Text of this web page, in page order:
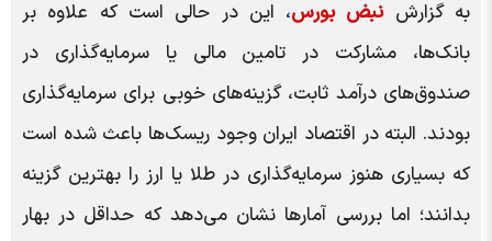
به گزارشنبض بورس، این در حالی است که علاوه بر
بانک‌ها، مشارکت در تامین مالی یا سرمایه‌گذاری در
صندوق‌های درآمد ثابت، گزینه‌های خوبی برای سرمایه‌گذاری
بودند. البته در اقتصاد ایران وجود ریسک‌ها باعث شده است
که بسیاری هنوز سرمایه‌گذاری در طلا یا ارز را بهترین گزینه
بدانند؛ اما بررسی آمارها نشان می‌دهد که حداقل در بهار